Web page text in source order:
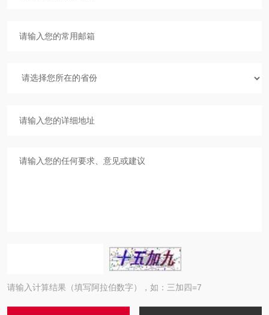
请输入计算结果（填写阿拉伯数字），如：三加四=7